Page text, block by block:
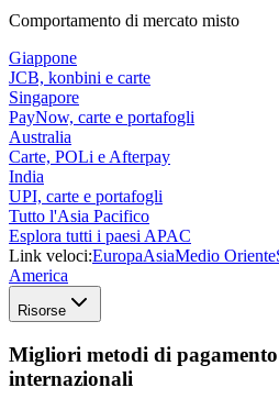
Comportamento di mercato misto
Giappone
JCB, konbini e carte
Singapore
PayNow, carte e portafogli
Australia
Carte, POLi e Afterpay
India
UPI, carte e portafogli
Tutto l'Asia Pacifico
Esplora tutti i paesi APAC
Link veloci:EuropaAsiaMedio Oriente
America
Risorse
Migliori metodi di
internazionali